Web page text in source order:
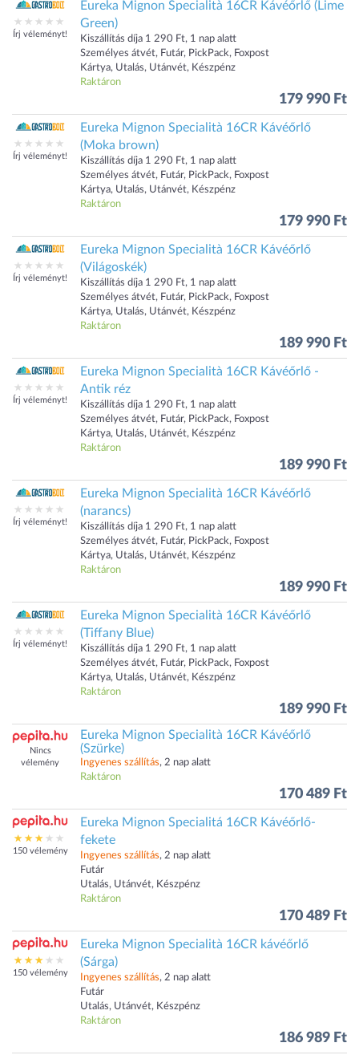
Írj véleményt!
Eureka Mignon Specialità 16CR Kávéőrlő (Lime
Green)
Kiszállítás díja 1 290 Ft, 1 nap alatt
Személyes átvét, Futár, PickPack, Foxpost
Kártya, Utalás, Utánvét, Készpénz
Raktáron
179 990 Ft
Írj véleményt!
Eureka Mignon Specialità 16CR Kávéőrlő
(Moka brown)
Kiszállítás díja 1 290 Ft, 1 nap alatt
Személyes átvét, Futár, PickPack, Foxpost
Kártya, Utalás, Utánvét, Készpénz
Raktáron
179 990 Ft
Írj véleményt!
Eureka Mignon Specialità 16CR Kávéőrlő
(Világoskék)
Kiszállítás díja 1 290 Ft, 1 nap alatt
Személyes átvét, Futár, PickPack, Foxpost
Kártya, Utalás, Utánvét, Készpénz
Raktáron
189 990 Ft
Írj véleményt!
Eureka Mignon Specialità 16CR Kávéőrlő -
Antik réz
Kiszállítás díja 1 290 Ft, 1 nap alatt
Személyes átvét, Futár, PickPack, Foxpost
Kártya, Utalás, Utánvét, Készpénz
Raktáron
189 990 Ft
Írj véleményt!
Eureka Mignon Specialità 16CR Kávéőrlő
(narancs)
Kiszállítás díja 1 290 Ft, 1 nap alatt
Személyes átvét, Futár, PickPack, Foxpost
Kártya, Utalás, Utánvét, Készpénz
Raktáron
189 990 Ft
Írj véleményt!
Eureka Mignon Specialità 16CR Kávéőrlő
(Tiffany Blue)
Kiszállítás díja 1 290 Ft, 1 nap alatt
Személyes átvét, Futár, PickPack, Foxpost
Kártya, Utalás, Utánvét, Készpénz
Raktáron
189 990 Ft
Nincs
vélemény
Eureka Mignon Specialità 16CR Kávéőrlő
(Szürke)
Ingyenes szállítás, 2 nap alatt
Raktáron
170 489 Ft
150 vélemény
Eureka Mignon Specialitá 16CR Kávéőrlő-
fekete
Ingyenes szállítás, 2 nap alatt
Futár
Utalás, Utánvét, Készpénz
Raktáron
170 489 Ft
150 vélemény
Eureka Mignon Specialità 16CR kávéőrlő
(Sárga)
Ingyenes szállítás, 2 nap alatt
Futár
Utalás, Utánvét, Készpénz
Raktáron
186 989 Ft